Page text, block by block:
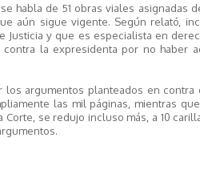
habla de 51 obras viales asignadas
aún sigue vigente. Según relató,
y que es especialista en
la expresidenta por no haber
argumentos planteados en contra
las mil páginas, mientras
se redujo incluso más, a 10